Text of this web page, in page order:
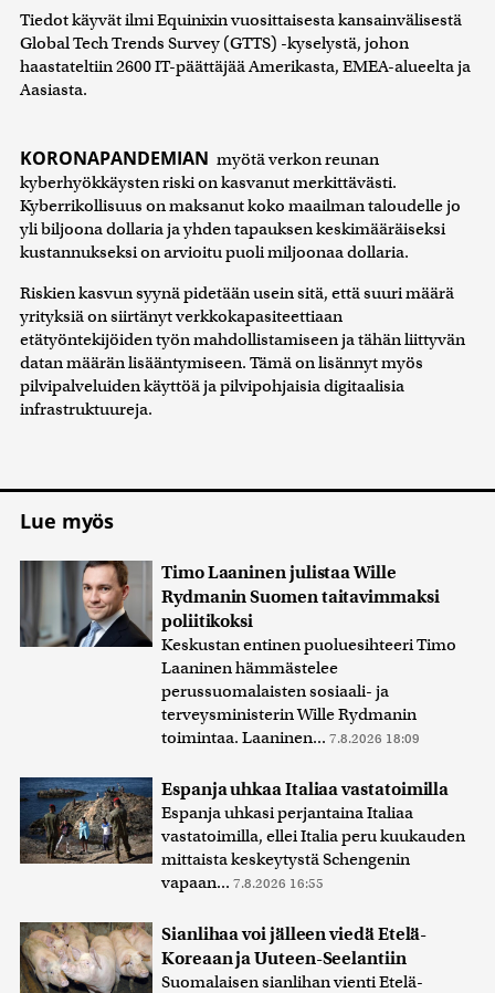
Tiedot käyvät ilmi Equinixin vuosittaisesta kansainvälisestä
Global Tech Trends Survey (GTTS) -kyselystä, johon
haastateltiin 2600 IT-päättäjää Amerikasta, EMEA-alueelta ja
Aasiasta.
KORONAPANDEMIAN myötä verkon reunan
kyberhyökkäysten riski on kasvanut merkittävästi.
Kyberrikollisuus on maksanut koko maailman taloudelle jo
yli biljoona dollaria ja yhden tapauksen keskimääräiseksi
kustannukseksi on arvioitu puoli miljoonaa dollaria.
Riskien kasvun syynä pidetään usein sitä, että suuri määrä
yrityksiä on siirtänyt verkkokapasiteettiaan
etätyöntekijöiden työn mahdollistamiseen ja tähän liittyvän
datan määrän lisääntymiseen. Tämä on lisännyt myös
pilvipalveluiden käyttöä ja pilvipohjaisia digitaalisia
infrastruktuureja.
Lue myös
Timo Laaninen julistaa Wille
Rydmanin Suomen taitavimmaksi
poliitikoksi
Keskustan entinen puoluesihteeri Timo
Laaninen hämmästelee
perussuomalaisten sosiaali- ja
terveysministerin Wille Rydmanin
toimintaa. Laaninen... 7.8.2026 18:09
Espanja uhkaa Italiaa vastatoimilla
Espanja uhkasi perjantaina Italiaa
vastatoimilla, ellei Italia peru kuukauden
mittaista keskeytystä Schengenin
vapaan... 7.8.2026 16:55
Sianlihaa voi jälleen viedä Etelä-
Koreaan ja Uuteen-Seelantiin
Suomalaisen sianlihan vienti Etelä-